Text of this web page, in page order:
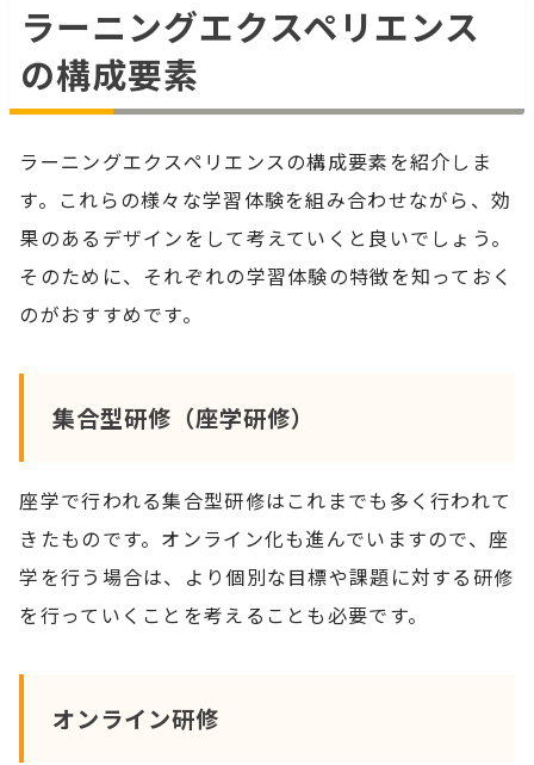
ラーニングエクスペリエンス
の構成要素
ラーニングエクスペリエンスの構成要素を紹介しま
す。これらの様々な学習体験を組み合わせながら、効
果のあるデザインをして考えていくと良いでしょう。
そのために、それぞれの学習体験の特徴を知っておく
のがおすすめです。
集合型研修（座学研修）
座学で行われる集合型研修はこれまでも多く行われて
きたものです。オンライン化も進んでいますので、座
学を行う場合は、より個別な目標や課題に対する研修
を行っていくことを考えることも必要です。
オンライン研修